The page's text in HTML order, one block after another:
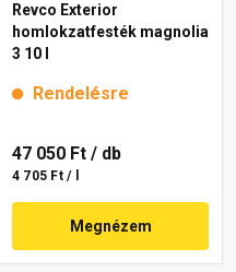
Revco Exterior
homlokzatfesték magnolia
3 10 l
Rendelésre
47 050 Ft / db
4 705 Ft / l
Megnézem